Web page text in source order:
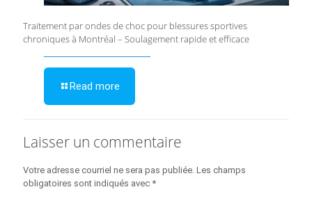
Traitement par ondes de choc pour blessures sportives
chroniques à Montréal – Soulagement rapide et efficace
Read more
Laisser un commentaire
Votre adresse courriel ne sera pas publiée. Les champs
obligatoires sont indiqués avec *